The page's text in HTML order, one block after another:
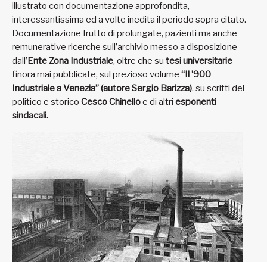
illustrato con documentazione approfondita,
interessantissima ed a volte inedita il periodo sopra citato.
Documentazione frutto di prolungate, pazienti ma anche
remunerative ricerche sull’archivio messo a disposizione
dall’Ente Zona Industriale, oltre che su tesi universitarie
finora mai pubblicate, sul prezioso volume “Il ’900
Industriale a Venezia” (autore Sergio Barizza), su scritti del
politico e storico Cesco Chinelloe di altri esponenti
sindacali.